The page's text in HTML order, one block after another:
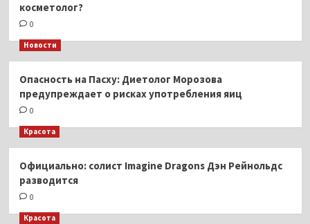
косметолог?
0
Новости
Опасность на Пасху: Диетолог Морозова
предупреждает о рисках употребления яиц
0
Красота
Официально: солист Imagine Dragons Дэн Рейнольдс
разводится
0
Красота